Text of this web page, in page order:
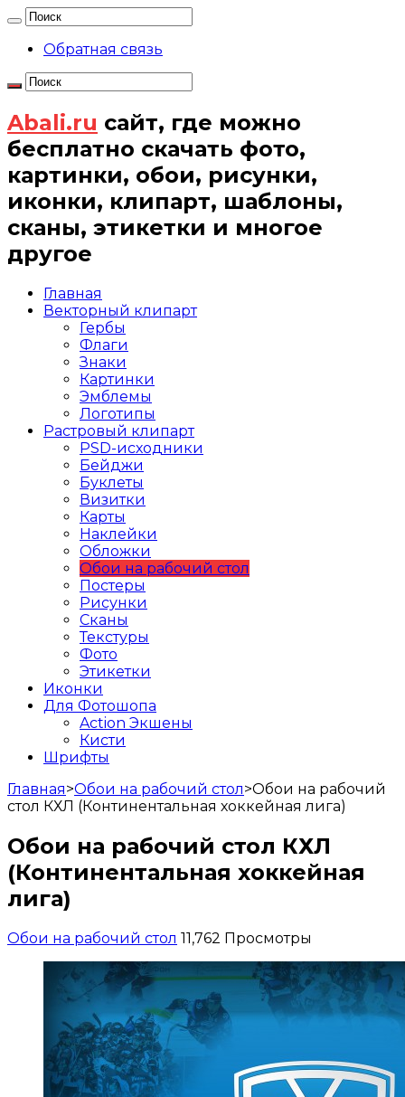
Обратная связь
Abali.ru сайт, где можно
бесплатно скачать фото,
картинки, обои, рисунки,
иконки, клипарт, шаблоны,
сканы, этикетки и многое
другое
Главная
Векторный клипарт
Гербы
Флаги
Знаки
Картинки
Эмблемы
Логотипы
Растровый клипарт
PSD-исходники
Бейджи
Буклеты
Визитки
Карты
Наклейки
Обложки
Обои на рабочий стол
Постеры
Рисунки
Сканы
Текстуры
Фото
Этикетки
Иконки
Для Фотошопа
Action Экшены
Кисти
Шрифты
Главная>Обои на рабочий стол>Обои на рабочий
стол КХЛ (Континентальная хоккейная лига)
Обои на рабочий стол КХЛ
(Континентальная хоккейная
лига)
Обои на рабочий стол 11,762 Просмотры